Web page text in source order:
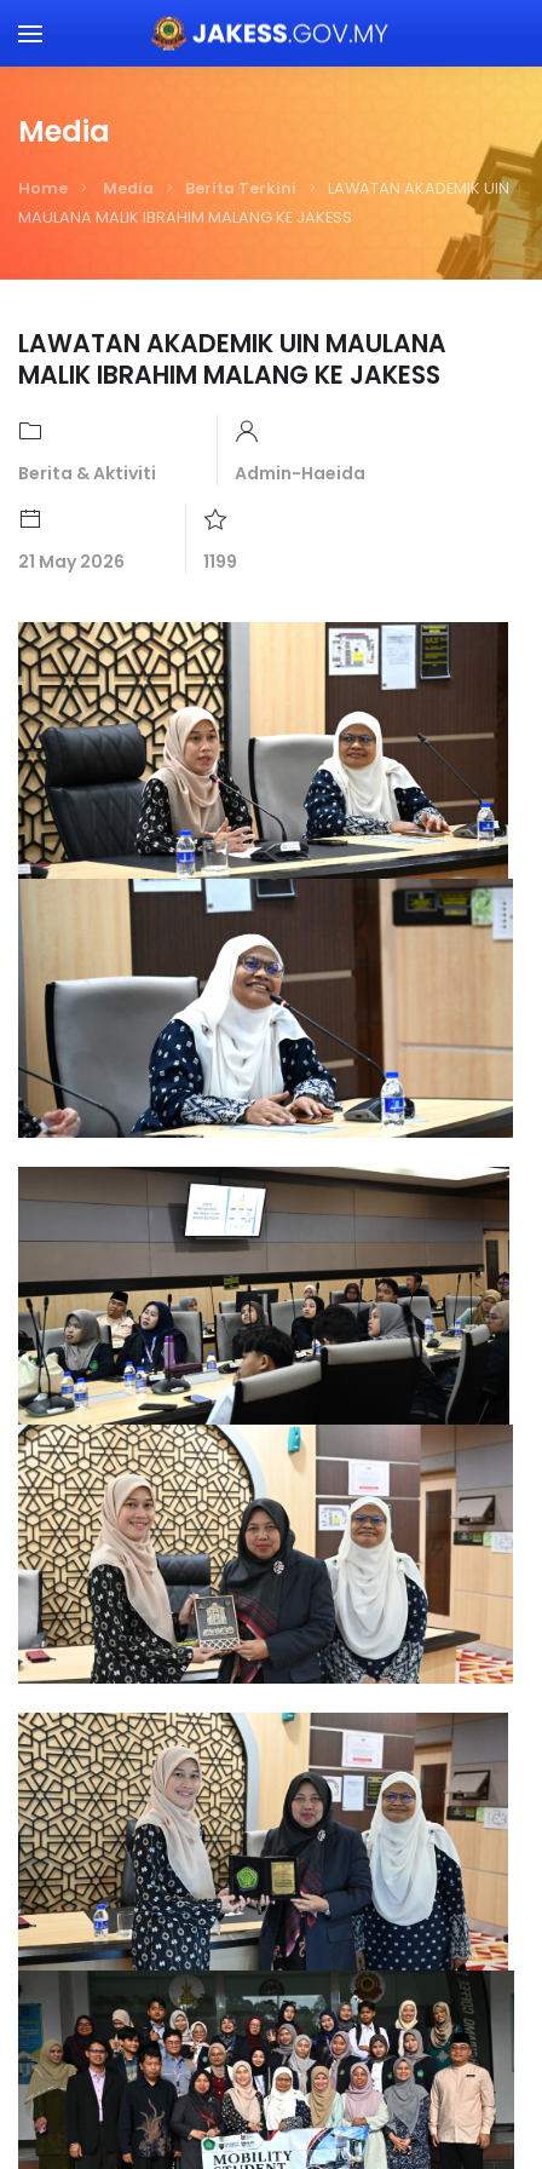
Skip to main content
Media
Home Media Berita Terkini
LAWATAN AKADEMIK UIN
MAULANA MALIK IBRAHIM MALANG KE JAKESS
LAWATAN AKADEMIK UIN MAULANA
MALIK IBRAHIM MALANG KE JAKESS
Berita & Aktiviti Admin-Haeida
21 May 2026 1199